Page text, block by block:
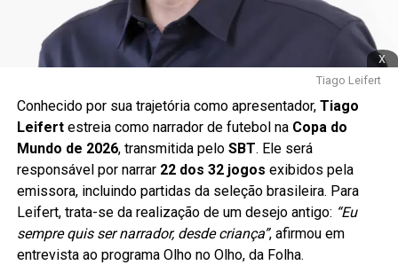
x
Tiago Leifert
Conhecido por sua trajetória como apresentador, Tiago
Leifertestreia como narrador de futebol na Copa do
Mundo de 2026, transmitida pelo SBT. Ele será
responsável por narrar 22 dos 32 jogos exibidos pela
emissora, incluindo partidas da seleção brasileira. Para
Leifert, trata-se da realização de um desejo antigo: “Eu
sempre quis ser narrador, desde criança”, afirmou em
entrevista ao programa Olho no Olho, da Folha.